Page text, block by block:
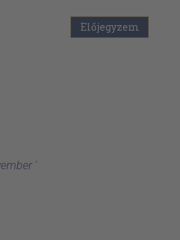
'
Előjegyzem